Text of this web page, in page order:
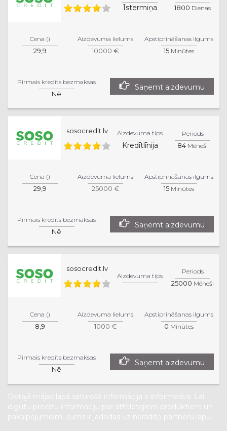
Īstermiņa 1800 Dienas
Cena ()
29,9
Aizdevuma lielums
10000 €
Apstiprināšanas ilgums
15 Minūtes
Pirmais kredīts bezmaksas
Nē
Saņemt aizdevumu
sosocredit.lv Aizdevuma tips
Kredītlīnija
Periods
84 Mēneši
Cena ()
29,9
Aizdevuma lielums
25000 €
Apstiprināšanas ilgums
15 Minūtes
Pirmais kredīts bezmaksas
Nē
Saņemt aizdevumu
sosocredit.lv
Aizdevuma tips
Periods
25000 Mēneši
Cena ()
8,9
Aizdevuma lielums
1000 €
Apstiprināšanas ilgums
0 Minūtes
Pirmais kredīts bezmaksas
Nē
Saņemt aizdevumu
Dotajā mājas lapā saturošā informācija ir informatīva. Lai
iegūtu precīzu informāciju par attēlotajiem produktiem un
pakalpojumiem, Jums ir jādodas uz norādīto partneru lapu.